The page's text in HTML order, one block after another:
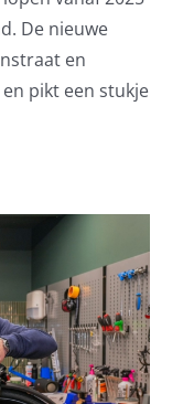
De nieuwe
en
pikt een stukje